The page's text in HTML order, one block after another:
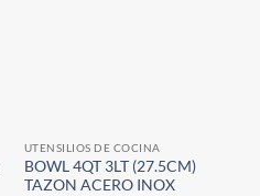
UTENSILIOS DE COCINA
BOWL 4QT 3LT (27.5CM)
TAZON ACERO INOX